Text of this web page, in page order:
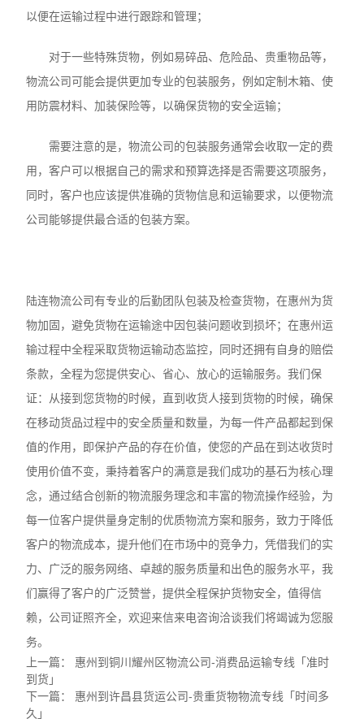
以便在运输过程中进行跟踪和管理；
对于一些特殊货物，例如易碎品、危险品、贵重物品等，
物流公司可能会提供更加专业的包装服务，例如定制木箱、使
用防震材料、加装保险等，以确保货物的安全运输；
需要注意的是，物流公司的包装服务通常会收取一定的费
用，客户可以根据自己的需求和预算选择是否需要这项服务，
同时，客户也应该提供准确的货物信息和运输要求，以便物流
公司能够提供最合适的包装方案。
陆连物流公司有专业的后勤团队包装及检查货物，在惠州为货
物加固，避免货物在运输途中因包装问题收到损坏；在惠州运
输过程中全程采取货物运输动态监控，同时还拥有自身的赔偿
条款，全程为您提供安心、省心、放心的运输服务。我们保
证：从接到您货物的时候，直到收货人接到货物的时候，确保
在移动货品过程中的安全质量和数量，为每一件产品都起到保
值的作用，即保护产品的存在价值，使您的产品在到达收货时
使用价值不变，秉持着客户的满意是我们成功的基石为核心理
念，通过结合创新的物流服务理念和丰富的物流操作经验，为
每一位客户提供量身定制的优质物流方案和服务，致力于降低
客户的物流成本，提升他们在市场中的竞争力，凭借我们的实
力、广泛的服务网络、卓越的服务质量和出色的服务水平，我
们赢得了客户的广泛赞誉，提供全程保护货物安全，值得信
赖，公司证照齐全，欢迎来信来电咨询洽谈我们将竭诚为您服
务。
上一篇： 惠州到铜川耀州区物流公司-消费品运输专线「准时
到货」
下一篇： 惠州到许昌县货运公司-贵重货物物流专线「时间多
久」